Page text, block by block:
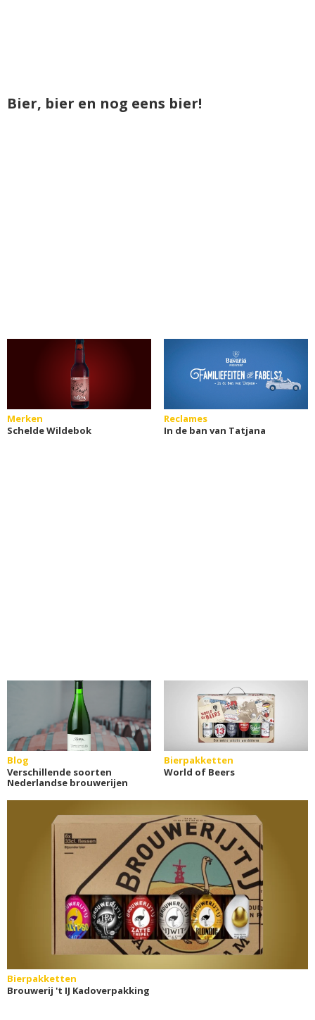
Bier, bier en nog eens bier!
Merken
Schelde Wildebok
Reclames
In de ban van Tatjana
Blog
Verschillende soorten
Nederlandse brouwerijen
Bierpakketten
World of Beers
Bierpakketten
Brouwerij 't IJ Kadoverpakking